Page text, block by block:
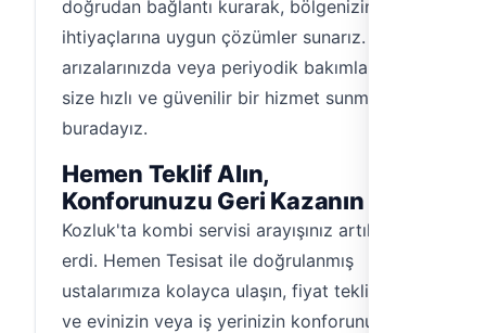
doğrudan bağlantı kurarak, bölgenizin
ihtiyaçlarına uygun çözümler sunarız. Kombi
arızalarınızda veya periyodik bakımlarınızda
size hızlı ve güvenilir bir hizmet sunmak için
buradayız.
Hemen Teklif Alın,
Konforunuzu Geri Kazanın
Kozluk'ta kombi servisi arayışınız artık sona
erdi. Hemen Tesisat ile doğrulanmış
ustalarımıza kolayca ulaşın, fiyat teklifi alın
ve evinizin veya iş yerinizin konforunu geri